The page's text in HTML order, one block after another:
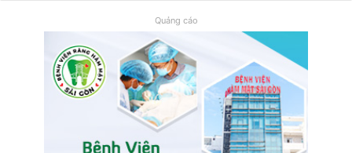
Quảng cáo